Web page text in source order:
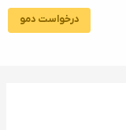
درخواست دمو